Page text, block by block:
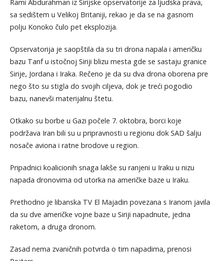
Rami Abdurahman iz Sirijske opservatorije za ljudska prava,
sa sedištem u Velikoj Britaniji, rekao je da se na gasnom
polju Konoko čulo pet eksplozija.
Opservatorija je saopštila da su tri drona napala i američku
bazu Tanf u istočnoj Siriji blizu mesta gde se sastaju granice
Sirije, Jordana i Iraka. Rečeno je da su dva drona oborena pre
nego što su stigla do svojih ciljeva, dok je treći pogodio
bazu, nanevši materijalnu štetu.
Otkako su borbe u Gazi počele 7. oktobra, borci koje
podržava Iran bili su u pripravnosti u regionu dok SAD šalju
nosače aviona i ratne brodove u region.
Pripadnici koalicionih snaga lakše su ranjeni u Iraku u nizu
napada dronovima od utorka na američke baze u Iraku.
Prethodno je libanska TV El Majadin povezana s Iranom javila
da su dve američke vojne baze u Siriji napadnute, jedna
raketom, a druga dronom.
Zasad nema zvaničnih potvrda o tim napadima, prenosi